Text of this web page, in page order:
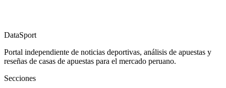
DataSport
Portal independiente de noticias deportivas, análisis de apuestas y
reseñas de casas de apuestas para el mercado peruano.
Secciones